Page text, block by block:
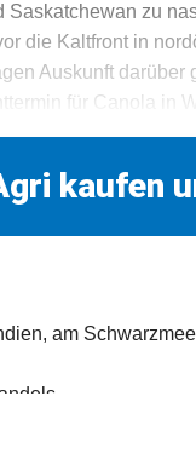
zu
die Kaltfront in
Auskunft darüber
für Canola in
kaufen
am